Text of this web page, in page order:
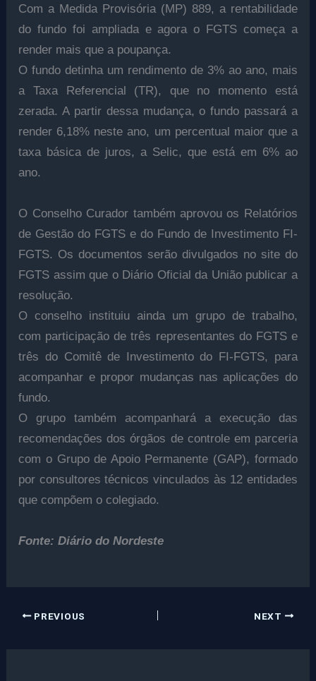
Com a Medida Provisória (MP) 889, a rentabilidade
do fundo foi ampliada e agora o FGTS começa a
render mais que a poupança.
O fundo detinha um rendimento de 3% ao ano, mais
a Taxa Referencial (TR), que no momento está
zerada. A partir dessa mudança, o fundo passará a
render 6,18% neste ano, um percentual maior que a
taxa básica de juros, a Selic, que está em 6% ao
ano.
O Conselho Curador também aprovou os Relatórios
de Gestão do FGTS e do Fundo de Investimento FI-
FGTS. Os documentos serão divulgados no site do
FGTS assim que o Diário Oficial da União publicar a
resolução.
O conselho instituiu ainda um grupo de trabalho,
com participação de três representantes do FGTS e
três do Comitê de Investimento do FI-FGTS, para
acompanhar e propor mudanças nas aplicações do
fundo.
O grupo também acompanhará a execução das
recomendações dos órgãos de controle em parceria
com o Grupo de Apoio Permanente (GAP), formado
por consultores técnicos vinculados às 12 entidades
que compõem o colegiado.
Fonte: Diário do Nordeste
PREVIOUS NEXT